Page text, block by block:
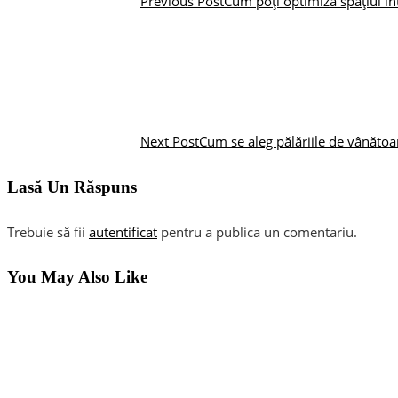
Next PostCum se aleg pălăriile de
Lasă Un Răspuns
Trebuie să fii autentificat pentru a publica un comentariu.
You May Also Like